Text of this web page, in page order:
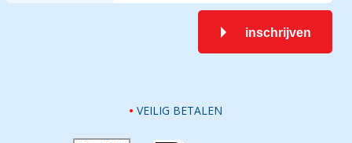
inschrijven
VEILIG BETALEN